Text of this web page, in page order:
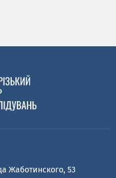
Жаботинского, 53